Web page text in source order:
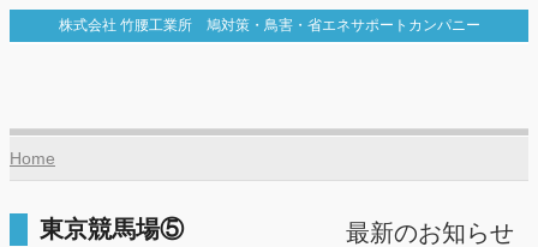
株式会社 竹腰工業所 鳩対策・鳥害・省エネサポートカンパニー
Home
東京競馬場⑤ 最新のお知らせ